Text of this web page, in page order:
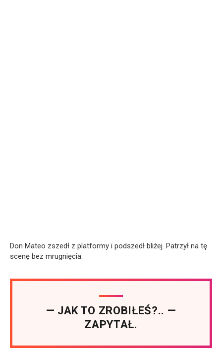
Don Mateo zszedł z platformy i podszedł bliżej. Patrzył na tę
scenę bez mrugnięcia.
— JAK TO ZROBIŁEŚ?.. —
ZAPYTAŁ.